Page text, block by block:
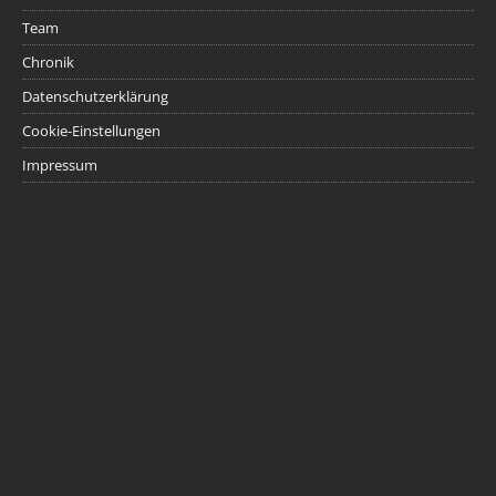
Team
Chronik
Datenschutzerklärung
Cookie-Einstellungen
Impressum